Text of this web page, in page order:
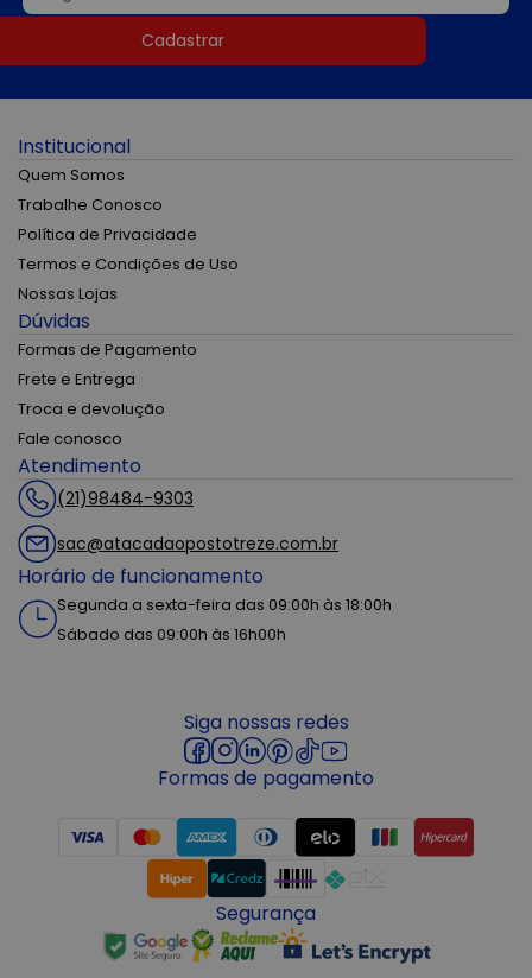
Cadastrar
Institucional
Quem Somos
Trabalhe Conosco
Política de Privacidade
Termos e Condições de Uso
Nossas Lojas
Dúvidas
Formas de Pagamento
Frete e Entrega
Troca e devolução
Fale conosco
Atendimento
(21)98484-9303
sac@atacadaopostotreze.com.br
Horário de funcionamento
Segunda a sexta-feira das 09:00h às 18:00h
Sábado das 09:00h às 16h00h
Siga nossas redes
Formas de pagamento
Segurança